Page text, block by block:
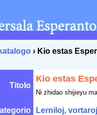
katalogo › Kio estas
Titolo
Kio estas
Ni zhidao shijieyu
Lerniloj, vortaroj